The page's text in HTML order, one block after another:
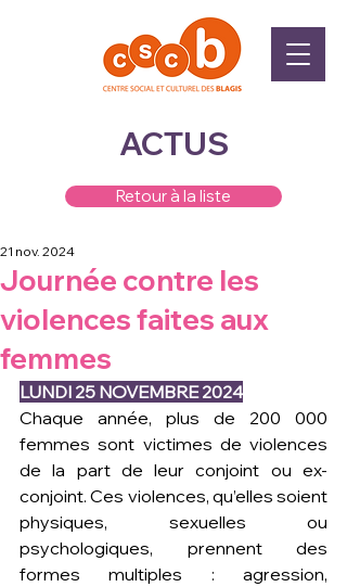
ACTUS
Retour à la liste
Journée contre les
violences faites aux
femmes
21 nov. 2024
LUNDI 25 NOVEMBRE 2024
Chaque année, plus de 200 000
femmes sont victimes de violences
de la part de leur conjoint ou ex-
conjoint. Ces violences, qu’elles soient
physiques, sexuelles ou
psychologiques, prennent des
formes multiples : agression,